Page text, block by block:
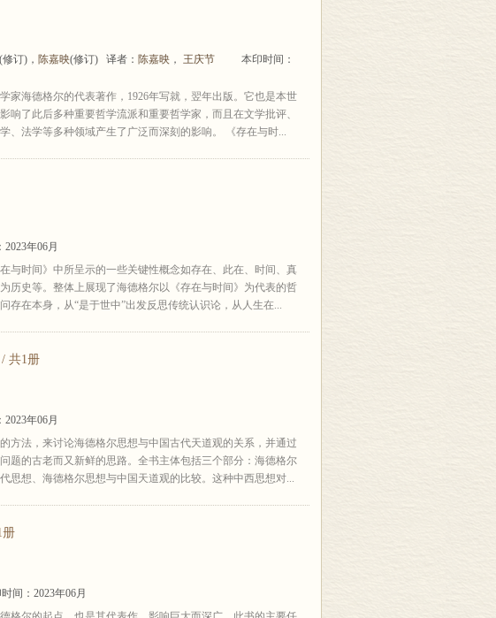
(修订)， 陈嘉映(修订) 译者： 陈嘉映 ， 王庆节
本印时间：
家海德格尔的代表著作，1926年写就，翌年出版。它也是本世
响了此后多种重要哲学流派和重要哲学家，而且在文学批评、
、法学等多种领域产生了广泛而深刻的影响。 《存在与时...
年06月
与时间》中所呈示的一些关键性概念如存在、此在、时间、真
历史等。整体上展现了海德格尔以《存在与时间》为代表的哲
存在本身，从“是于世中”出发反思传统认识论，从人生在...
共1册
年06月
方法，来讨论海德格尔思想与中国古代天道观的关系，并通过
题的古老而又新鲜的思路。全书主体包括三个部分：海德格尔
思想、海德格尔思想与中国天道观的比较。这种中西思想对...
册
间：2023年06月